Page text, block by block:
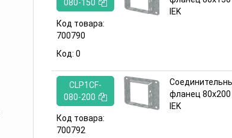
080-150
Код товара:
700790
Код: 0
IEK
CLP1CF-
080-200
Код товара:
700792
фланец 80х200
IEK